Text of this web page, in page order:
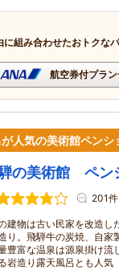
に組み合わせたおトクな
航空券付プラ
人気の美術館ペンシ
の美術館 ペン
201件
建物は古い民家を改造し
り。飛騨牛の炭焼、自家
豊富な温泉は源泉掛け流
岩造り露天風呂とも人気